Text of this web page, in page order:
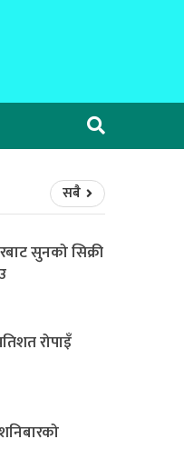
सबै
सुनको सिक्री
रोपाइँ